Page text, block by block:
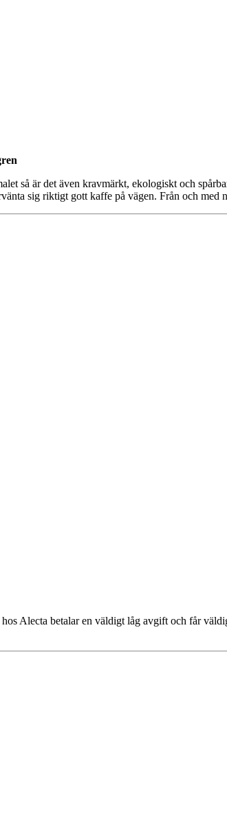
så är det även kravmärkt, ekologiskt och
sig riktigt gott kaffe på vägen. Från och med
Alecta betalar en väldigt låg avgift och får